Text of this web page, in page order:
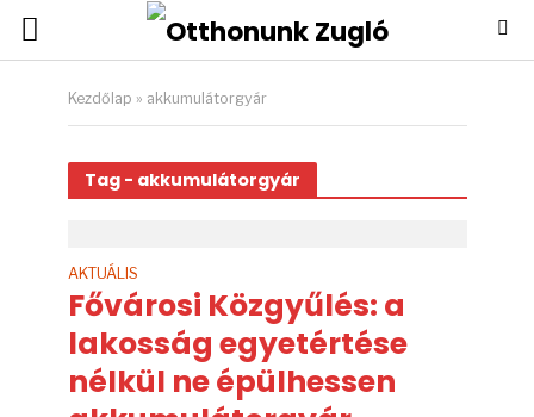
Kezdőlap » akkumulátorgyár
Tag - akkumulátorgyár
AKTUÁLIS
Fővárosi Közgyűlés: a
lakosság egyetértése
nélkül ne épülhessen